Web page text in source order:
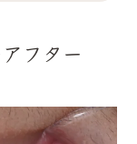
フター